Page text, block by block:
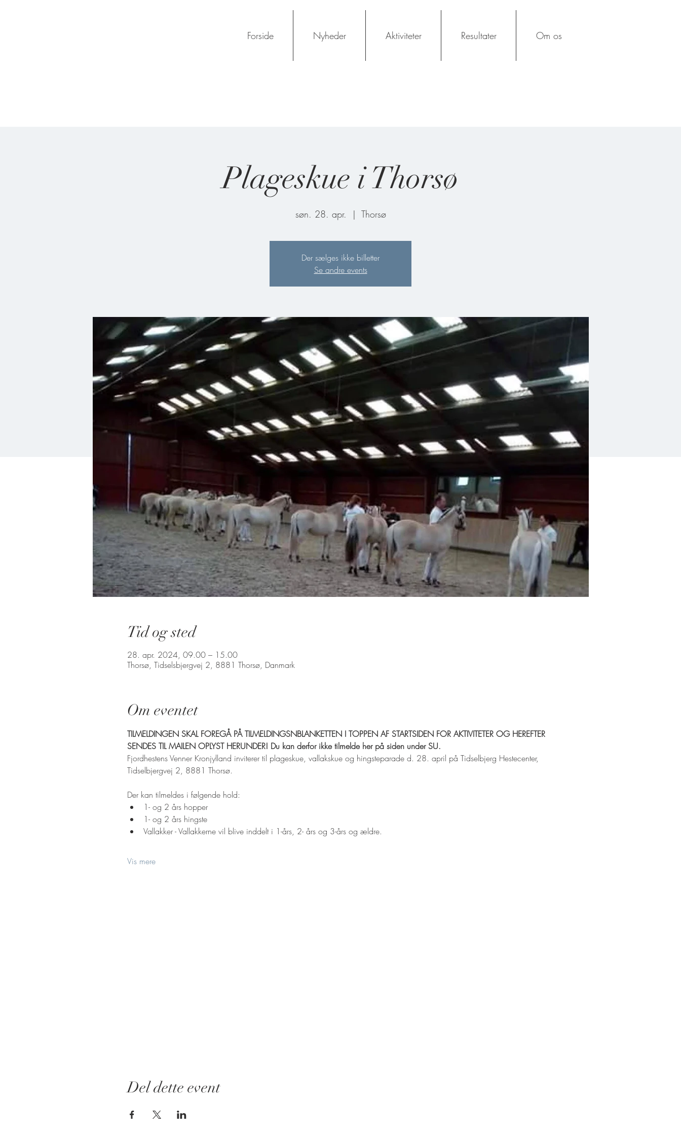
Forside Nyheder Aktiviteter Resultater Om os
Plageskue i Thorsø
søn. 28. apr.
  |
Thorsø
Der sælges ikke billetter
Se andre events
Tid og sted
28. apr. 2024, 09.00 – 15.00
Thorsø, Tidselsbjergvej 2, 8881 Thorsø, Danmark
Om eventet
TILMELDINGEN SKAL FOREGÅ PÅ TILMELDINGSNBLANKETTEN I TOPPEN AF STARTSIDEN FOR AKTIVITETER OG HEREFTER
SENDES TIL MAILEN OPLYST HERUNDER! Du kan derfor ikke tilmelde her på siden under SU.
Fjordhestens Venner Kronjylland inviterer til plageskue, vallakskue og hingsteparade d. 28. april på Tidselbjerg Hestecenter,
Tidselbjergvej 2, 8881 Thorsø.
Der kan tilmeldes i følgende hold:
1- og 2 års hopper
1- og 2 års hingste
Vallakker - Vallakkerne vil blive inddelt i 1-års, 2- års og 3-års og ældre.
Vis mere
Del dette event